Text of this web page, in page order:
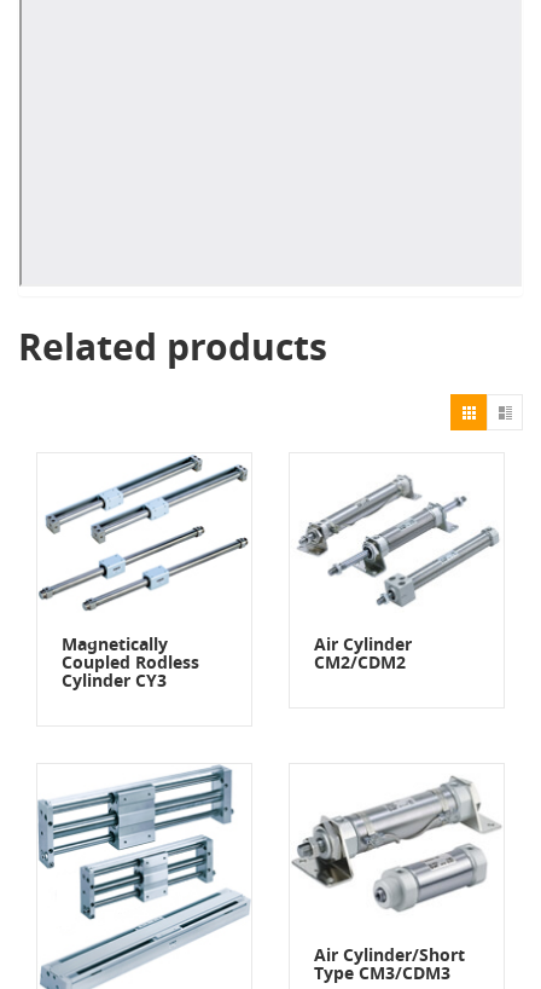
Related products
Magnetically
Coupled Rodless
Cylinder CY3
Air Cylinder
CM2/CDM2
Air Cylinder/Short
Type CM3/CDM3